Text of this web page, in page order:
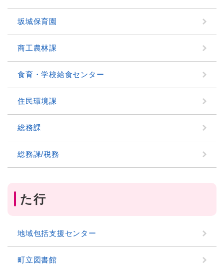
坂城保育園
商工農林課
食育・学校給食センター
住民環境課
総務課
総務課/税務
た行
地域包括支援センター
町立図書館